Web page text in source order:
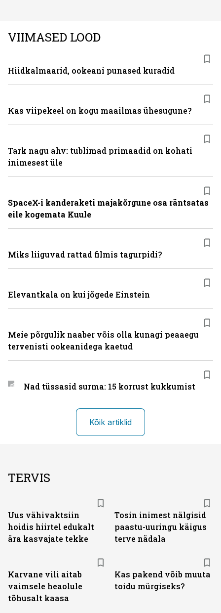
VIIMASED LOOD
Hiidkalmaarid, ookeani punased kuradid
Kas viipekeel on kogu maailmas ühesugune?
Tark nagu ahv: tublimad primaadid on kohati
inimesest üle
SpaceX-i kanderaketi majakõrgune osa räntsatas
eile kogemata Kuule
Miks liiguvad rattad filmis tagurpidi?
Elevantkala on kui jõgede Einstein
Meie põrgulik naaber võis olla kunagi peaaegu
tervenisti ookeanidega kaetud
Nad tüssasid surma: 15 korrust kukkumist
Kõik artiklid
TERVIS
Uus vähivaktsiin
hoidis hiirtel edukalt
ära kasvajate tekke
Tosin inimest nälgisid
paastu-uuringu käigus
terve nädala
Karvane vili aitab
vaimsele heaolule
tõhusalt kaasa
Kas pakend võib muuta
toidu mürgiseks?